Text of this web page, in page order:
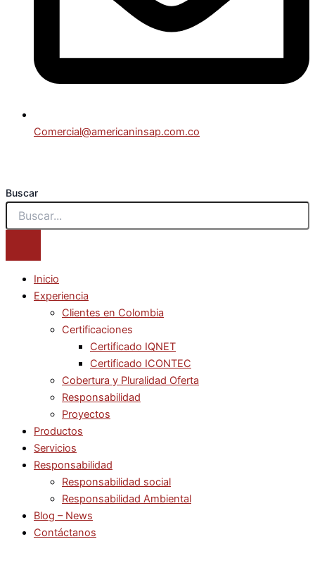
Comercial@americaninsap.com.co
Buscar
Inicio
Experiencia
Clientes en Colombia
Certificaciones
Certificado IQNET
Certificado ICONTEC
Cobertura y Pluralidad Oferta
Responsabilidad
Proyectos
Productos
Servicios
Responsabilidad
Responsabilidad social
Responsabilidad Ambiental
Blog – News
Contáctanos